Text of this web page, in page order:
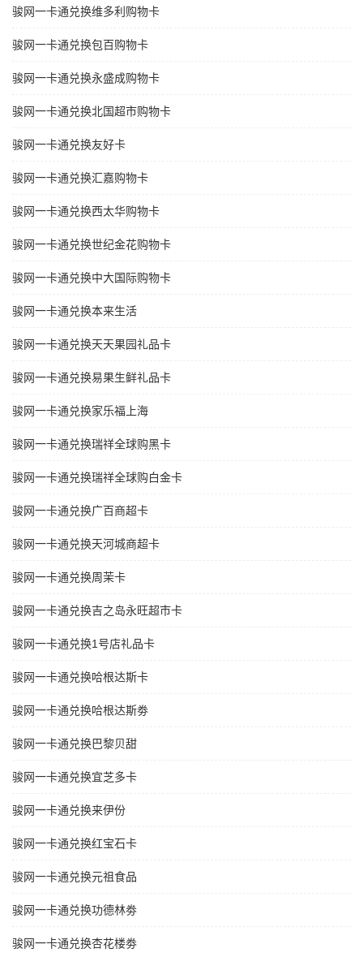
骏网一卡通兑换维多利购物卡
骏网一卡通兑换包百购物卡
骏网一卡通兑换永盛成购物卡
骏网一卡通兑换北国超市购物卡
骏网一卡通兑换友好卡
骏网一卡通兑换汇嘉购物卡
骏网一卡通兑换西太华购物卡
骏网一卡通兑换世纪金花购物卡
骏网一卡通兑换中大国际购物卡
骏网一卡通兑换本来生活
骏网一卡通兑换天天果园礼品卡
骏网一卡通兑换易果生鲜礼品卡
骏网一卡通兑换家乐福上海
骏网一卡通兑换瑞祥全球购黑卡
骏网一卡通兑换瑞祥全球购白金卡
骏网一卡通兑换广百商超卡
骏网一卡通兑换天河城商超卡
骏网一卡通兑换周茉卡
骏网一卡通兑换吉之岛永旺超市卡
骏网一卡通兑换1号店礼品卡
骏网一卡通兑换哈根达斯卡
骏网一卡通兑换哈根达斯劵
骏网一卡通兑换巴黎贝甜
骏网一卡通兑换宜芝多卡
骏网一卡通兑换来伊份
骏网一卡通兑换红宝石卡
骏网一卡通兑换元祖食品
骏网一卡通兑换功德林劵
骏网一卡通兑换杏花楼劵